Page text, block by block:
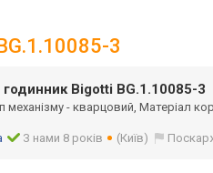
3
Bigotti BG.1.10085-3
механізму - кварцовий, Матеріал
З нами 8 років (Київ)